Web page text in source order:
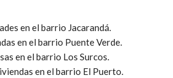
en el barrio Jacarandá.
en el barrio Puente Verde.
en el barrio Los Surcos.
en el barrio El Puerto.